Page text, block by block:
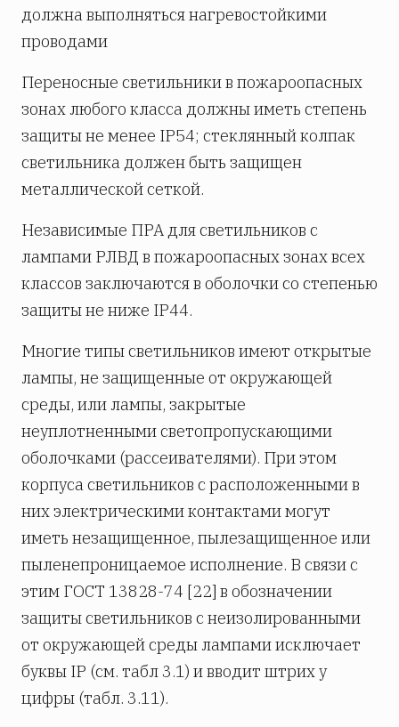
должна выполняться нагревостойкими
проводами
Переносные светильники в пожароопасных
зонах любого класса должны иметь степень
защиты не менее IP54; стеклянный колпак
светильника должен быть защищен
металлической сеткой.
Независимые ПРА для светильников с
лампами РЛВД в пожароопасных зонах всех
классов заключаются в оболочки со степенью
защиты не ниже IP44.
Многие типы светильников имеют открытые
лампы, не защищенные от окружающей
среды, или лампы, закрытые
неуплотненными светопропускающими
оболочками (рассеивателями). При этом
корпуса светильников с расположенными в
них электрическими контактами могут
иметь незащищенное, пылезащищенное или
пыленепроницаемое исполнение. В связи с
этим ГОСТ 13828-74 [22] в обозначении
защиты светильников с неизолированными
от окружающей среды лампами исключает
буквы IP (см. табл 3.1) и вводит штрих у
цифры (табл. 3.11).